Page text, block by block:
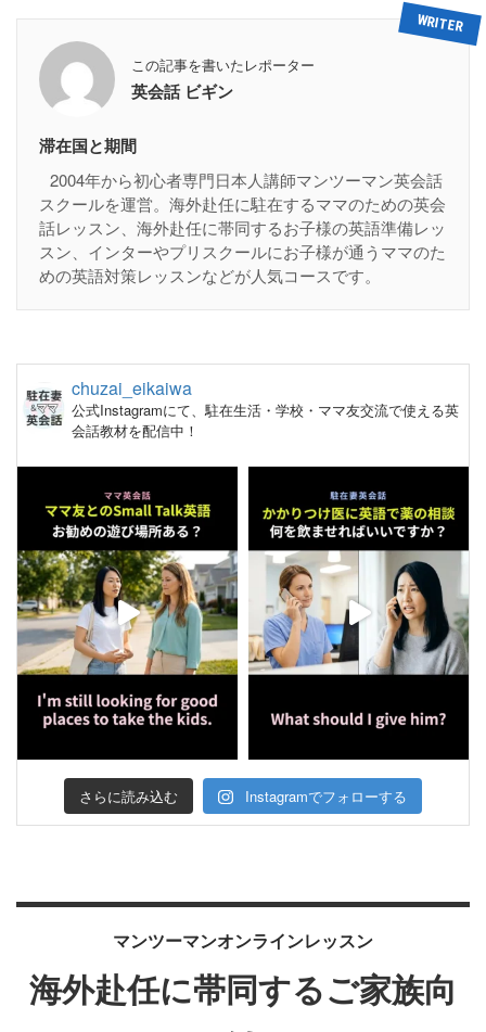
この記事を書いたレポーター
英会話 ビギン
滞在国と期間
2004年から初心者専門日本人講師マンツーマン英会話
スクールを運営。海外赴任に駐在するママのための英会
話レッスン、海外赴任に帯同するお子様の英語準備レッ
スン、インターやプリスクールにお子様が通うママのた
めの英語対策レッスンなどが人気コースです。
chuzai_eikaiwa
公式Instagramにて、駐在生活・学校・ママ友交流で使える英
会話教材を配信中！
さらに読み込む Instagramでフォローする
マンツーマンオンラインレッスン
海外赴任に帯同するご家族向